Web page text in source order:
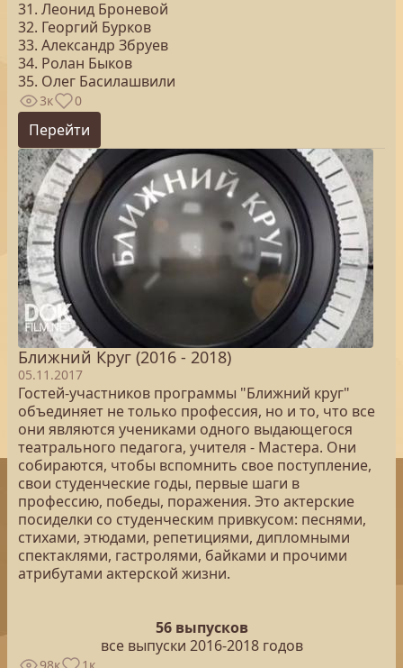
31. Леонид Броневой
32. Георгий Бурков
33. Александр Збруев
34. Ролан Быков
35. Олег Басилашвили
3к 0
Перейти
Ближний Круг (2016 - 2018)
05.11.2017
Гостей-участников программы "Ближний круг"
объединяет не только профессия, но и то, что все
они являются учениками одного выдающегося
театрального педагога, учителя - Мастера. Они
собираются, чтобы вспомнить свое поступление,
свои студенческие годы, первые шаги в
профессию, победы, поражения. Это актерские
посиделки со студенческим привкусом: песнями,
стихами, этюдами, репетициями, дипломными
спектаклями, гастролями, байками и прочими
атрибутами актерской жизни.
56 выпусков
все выпуски 2016-2018 годов